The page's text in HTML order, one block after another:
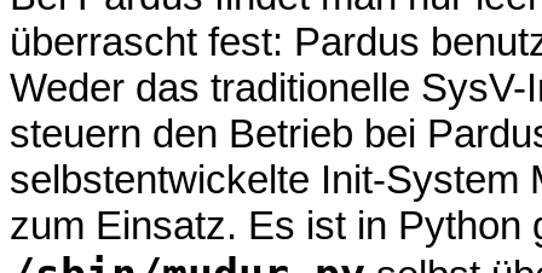
überrascht fest: Pardus
Weder das traditionelle
steuern den Betrieb bei
selbstentwickelte Init-System
zum Einsatz. Es ist in Python